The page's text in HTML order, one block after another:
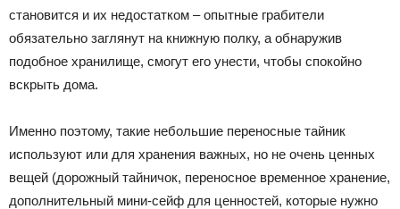
становится и их недостатком – опытные грабители
обязательно заглянут на книжную полку, а обнаружив
подобное хранилище, смогут его унести, чтобы спокойно
вскрыть дома.
Именно поэтому, такие небольшие переносные тайник
используют или для хранения важных, но не очень ценных
вещей (дорожный тайничок, переносное временное хранение,
дополнительный мини-сейф для ценностей, которые нужно